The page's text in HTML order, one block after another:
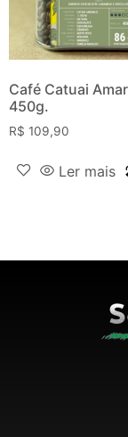
Café Catuai
450g.
R$ 109,90
Ler mais